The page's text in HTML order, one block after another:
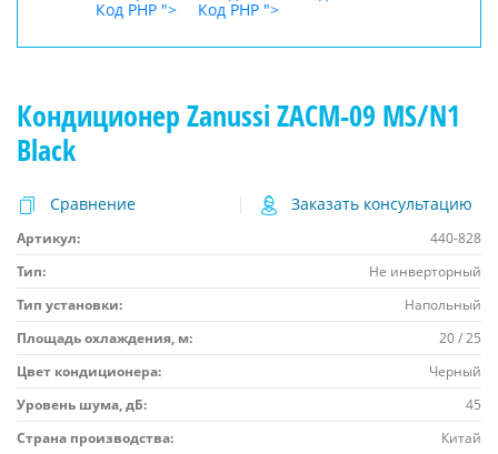
Код PHP ">
Код PHP ">
Кондиционер Zanussi ZACM-09 MS/N1
Black
Сравнение Заказать консультацию
Артикул:
440-828
Тип:
Не инверторный
Тип установки:
Напольный
Площадь охлаждения, м:
20 / 25
Цвет кондиционера:
Черный
Уровень шума, дБ:
45
Страна производства:
Китай